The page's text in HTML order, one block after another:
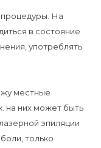
процедуры. На
в состояние
употреблять
местные
на них может быть
эпиляции
только